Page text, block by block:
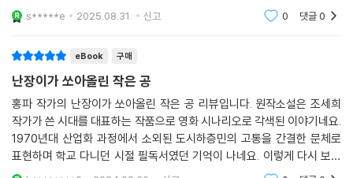
s*****e 2025.08.31. 신고 0 댓글0
eBook 구매
난장이가 쏘아올린 작은 공
홍파 작가의 난장이가 쏘아올린 작은 공 리뷰입니다. 원작소설은 조세희
작가가 쓴 시대를 대표하는 작품으로 영화 시나리오로 각색된 이야기네요.
1970년대 산업화 과정에서 소외된 도시하층민의 고통을 간결한 문체로
표현하며 학교 다니던 시절 필독서였던 기억이 나네요. 이렇게 다시 보니
새롭네요. 잘 봤습니다.